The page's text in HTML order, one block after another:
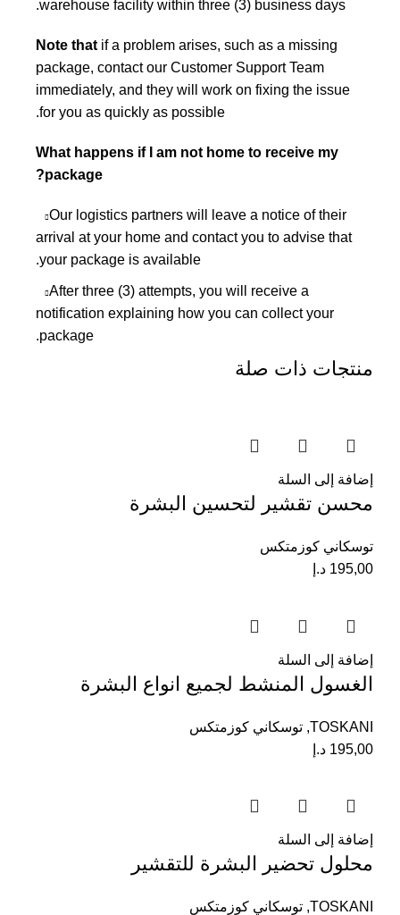
warehouse facility within three (3) business days.
Note that if a problem arises, such as a missing
package, contact our Customer Support Team
immediately, and they will work on fixing the issue
for you as quickly as possible.
What happens if I am not home to receive my
package?
Our logistics partners will leave a notice of their
arrival at your home and contact you to advise that
your package is available.
After three (3) attempts, you will receive a
notification explaining how you can collect your
package.
منتجات ذات صلة
إضافة إلى السلة
محسن تقشير لتحسين البشرة
توسكاني كوزمتكس
195,00 د.إ
إضافة إلى السلة
الغسول المنشط لجميع انواع البشرة
TOSKANI
, توسكاني كوزمتكس
195,00 د.إ
إضافة إلى السلة
محلول تحضير البشرة للتقشير
TOSKANI
, توسكاني كوزمتكس